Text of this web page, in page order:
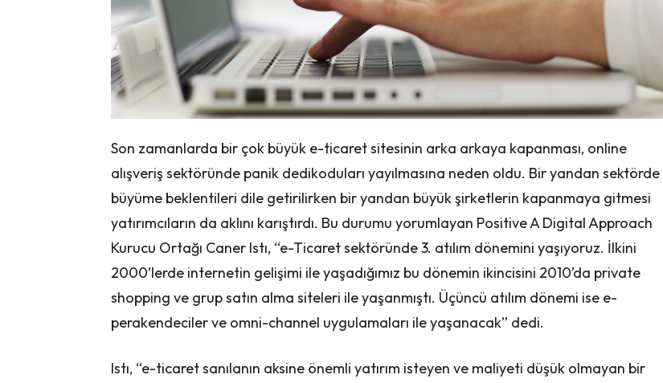
Son zamanlarda bir çok büyük e-ticaret sitesinin arka arkaya kapanması, online
alışveriş sektöründe panik dedikoduları yayılmasına neden oldu. Bir yandan sektörde
büyüme beklentileri dile getirilirken bir yandan büyük şirketlerin kapanmaya gitmesi
yatırımcıların da aklını karıştırdı. Bu durumu yorumlayan Positive A Digital Approach
Kurucu Ortağı Caner Istı, “e-Ticaret sektöründe 3. atılım dönemini yaşıyoruz. İlkini
2000’lerde internetin gelişimi ile yaşadığımız bu dönemin ikincisini 2010’da private
shopping ve grup satın alma siteleri ile yaşanmıştı. Üçüncü atılım dönemi ise e-
perakendeciler ve omni-channel uygulamaları ile yaşanacak” dedi.
Istı, “e-ticaret sanılanın aksine önemli yatırım isteyen ve maliyeti düşük olmayan bir